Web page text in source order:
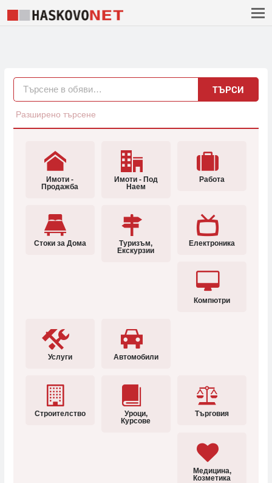
ТЪРСИ
Разширено търсене
Имоти -
Продажба
Имоти - Под
Наем
Работа
Стоки за Дома
Туризъм,
Екскурзии
Електроника
Компютри
Услуги Автомобили
Строителство
Уроци,
Курсове
Търговия
Медицина,
Козметика